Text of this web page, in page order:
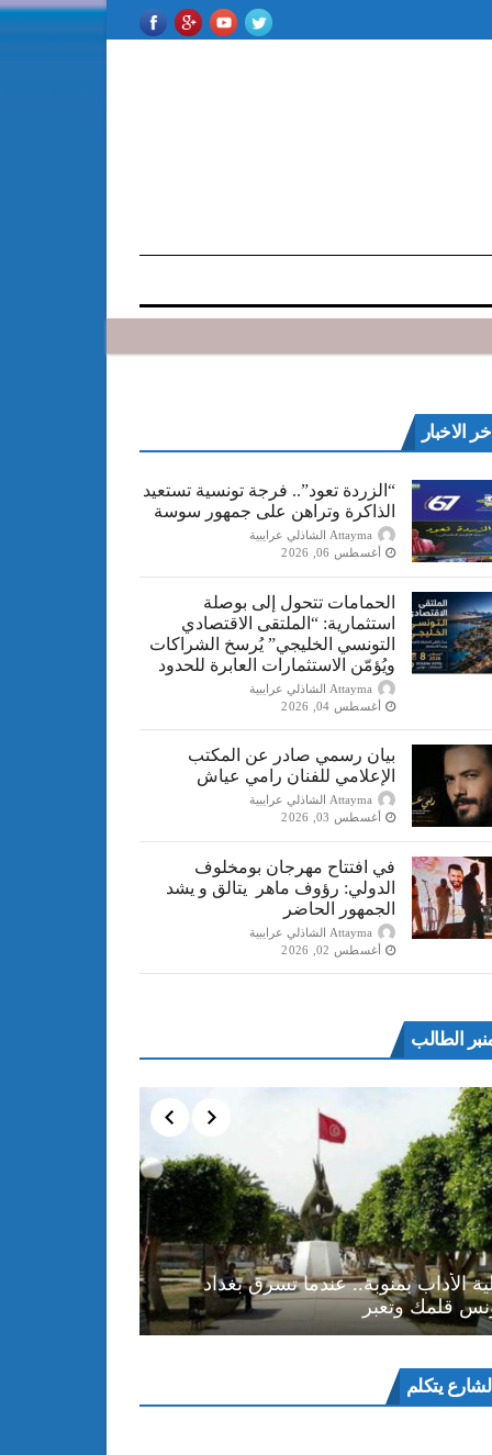
الاخبار
“الزردة تعود”.. فرجة تونسية تستعيد
الذاكرة وتراهن على جمهور سوسة
Attayma الشاذلي عرايبية
أغسطس 06, 2026
الحمامات تتحول إلى بوصلة
استثمارية: “الملتقى الاقتصادي
التونسي الخليجي” يُرسخ الشراكات
ويُؤمّن الاستثمارات العابرة للحدود
Attayma الشاذلي عرايبية
أغسطس 04, 2026
بيان رسمي صادر عن المكتب
الإعلامي للفنان رامي عياش
Attayma الشاذلي عرايبية
أغسطس 03, 2026
في افتتاح مهرجان بومخلوف
الدولي: رؤوف ماهر يتالق و يشد
الجمهور الحاضر
Attayma الشاذلي عرايبية
أغسطس 02, 2026
الطالب
الأداب بمنوبة.. عندما تسرق بغداد
قلمك وتعبر
يتكلم